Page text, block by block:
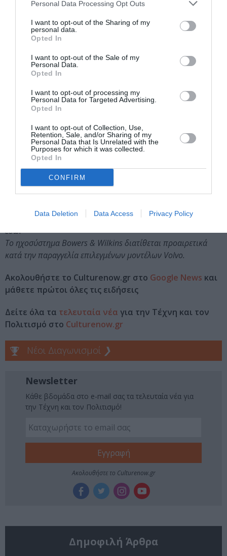
Personal Data Processing Opt Outs
I want to opt-out of the Sharing of my
personal data.
Opted In
I want to opt-out of the Sale of my
Personal Data.
Opted In
I want to opt-out of processing my
Personal Data for Targeted Advertising.
Opted In
I want to opt-out of Collection, Use,
Retention, Sale, and/or Sharing of my
Personal Data that Is Unrelated with the
Purposes for which it was collected.
Opted In
CONFIRM
Data Deletion Data Access Privacy Policy
καθηλωτικό ήχο, μετατρέποντας το αυτοκίνητο σε
δημιουργεί μία πιο φυσική, πολυδιάστατη εμπειρία
ήχου που περιβάλλει τους ακροατές με μουσική και
Σημειώσεις
Η αναβάθμιση λογισμικού έρχεται στα Volvo EX90, ES90,
XC90, S90, V90, XC60, S60, V60, XC40, EX40 και EC40, από το
διαθεσιμότητας μπορεί να διαφέρει ανάλογα με το μοντέλο.
Πελάτες Volvo των προαναφερόμενων μοντέλων που για
πρώτη φορά αποκτούν Apple Music ή προηγούμενοι χρήστες
που επιστρέφουν μπορούν να απολαύσουν έως και τρεις
μήνες δωρεάν Apple Music, με ισχύ έως τις 6 Ιουλίου 2027.
Οι δικαιούχοι πελάτες μπορούν να εξαργυρώσουν αυτή την
παρακαλούμε μεταβείτε στο κέντρο υποστήριξης πελατών,
εδώ.
Το ηχοσύστημα Bowers & Wilkins διατίθεται προαιρετικά
κατά την παραγγελία επιλεγμένων μοντέλων Volvo.
Ακολουθήστε το Culturenow.gr στο Google News και
μάθετε πρώτοι όλες τις ειδήσεις
Δείτε όλα τα τελευταία νέα για την Τέχνη και τον
Πολιτισμό στο Culturenow.gr
Νέοι Διαγωνισμοί ❯
Newsletter
Κάθε βδομάδα στο e-mail σας τα τελευταία νέα για
την Τέχνη και τον Πολιτισμό!
Ακολουθήστε το Culturenow.gr
Δημοφιλή Άρθρα